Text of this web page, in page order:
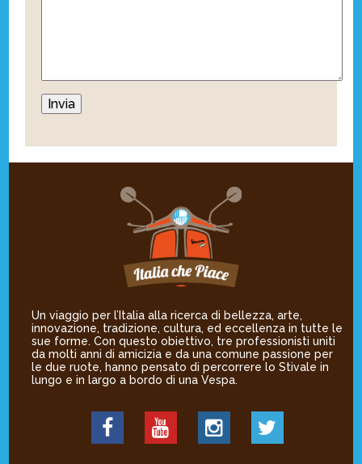
Un viaggio per l’Italia alla ricerca di bellezza, arte,
innovazione, tradizione, cultura, ed eccellenza in tutte le
sue forme. Con questo obiettivo, tre professionisti uniti
da molti anni di amicizia e da una comune passione per
le due ruote, hanno pensato di percorrere lo Stivale in
lungo e in largo a bordo di una Vespa.